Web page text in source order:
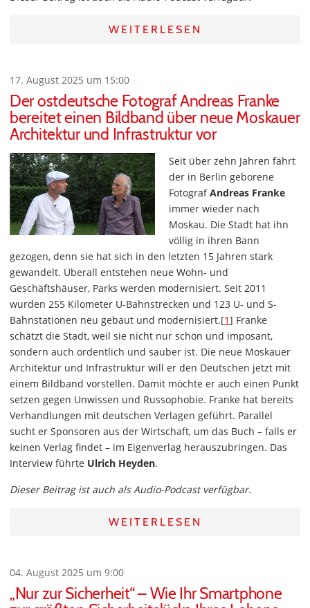
WEITERLESEN
17. August 2025 um 15:00
Der ostdeutsche Fotograf Andreas Franke
bereitet einen Bildband über neue Moskauer
Architektur und Infrastruktur vor
Seit über zehn Jahren fährt
der in Berlin geborene
FotografAndreas Franke
immer wieder nach
Moskau. Die Stadt hat ihn
völlig in ihren Bann
gezogen, denn sie hat sich in den letzten 15 Jahren stark
gewandelt. Überall entstehen neue Wohn- und
Geschäftshäuser, Parks werden modernisiert. Seit 2011
wurden 255 Kilometer U-Bahnstrecken und 123 U- und S-
Bahnstationen neu gebaut und modernisiert.[1] Franke
schätzt die Stadt, weil sie nicht nur schön und imposant,
sondern auch ordentlich und sauber ist. Die neue Moskauer
Architektur und Infrastruktur will er den Deutschen jetzt mit
einem Bildband vorstellen. Damit möchte er auch einen Punkt
setzen gegen Unwissen und Russophobie. Franke hat bereits
Verhandlungen mit deutschen Verlagen geführt. Parallel
sucht er Sponsoren aus der Wirtschaft, um das Buch – falls er
keinen Verlag findet – im Eigenverlag herauszubringen. Das
Interview führte Ulrich Heyden.
Dieser Beitrag ist auch als Audio-Podcast verfügbar.
WEITERLESEN
04. August 2025 um 9:00
„Nur zur Sicherheit“ – Wie Ihr Smartphone